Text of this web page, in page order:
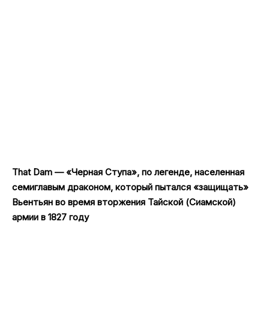
That Dam — «Черная Ступа», по легенде, населенная
семиглавым драконом, который пытался «защищать»
Вьентьян во время вторжения Тайской (Сиамской)
армии в 1827 году